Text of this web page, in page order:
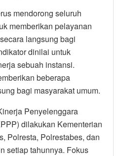
mendorong seluruh
memberikan pelayanan
langsung bagi
dinilai untuk
sebuah instansi.
beberapa
bagi masyarakat umum.
Penyelenggara
dilakukan Kementerian
Polresta, Polrestabes, dan
setiap tahunnya. Fokus